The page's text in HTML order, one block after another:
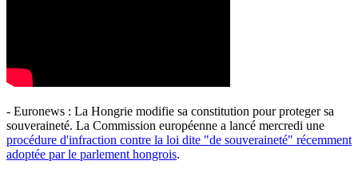
- Euronews : La Hongrie modifie sa constitution pour proteger sa
souveraineté. La Commission européenne a lancé mercredi une
procédure d'infraction contre la loi dite "de souveraineté" récemment
adoptée par le parlement hongrois.